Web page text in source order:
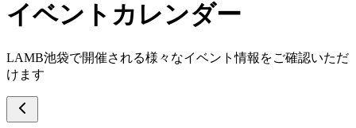
イベントカレンダー
LAMB池袋で開催される様々なイベント情報をご確認いただ
けます